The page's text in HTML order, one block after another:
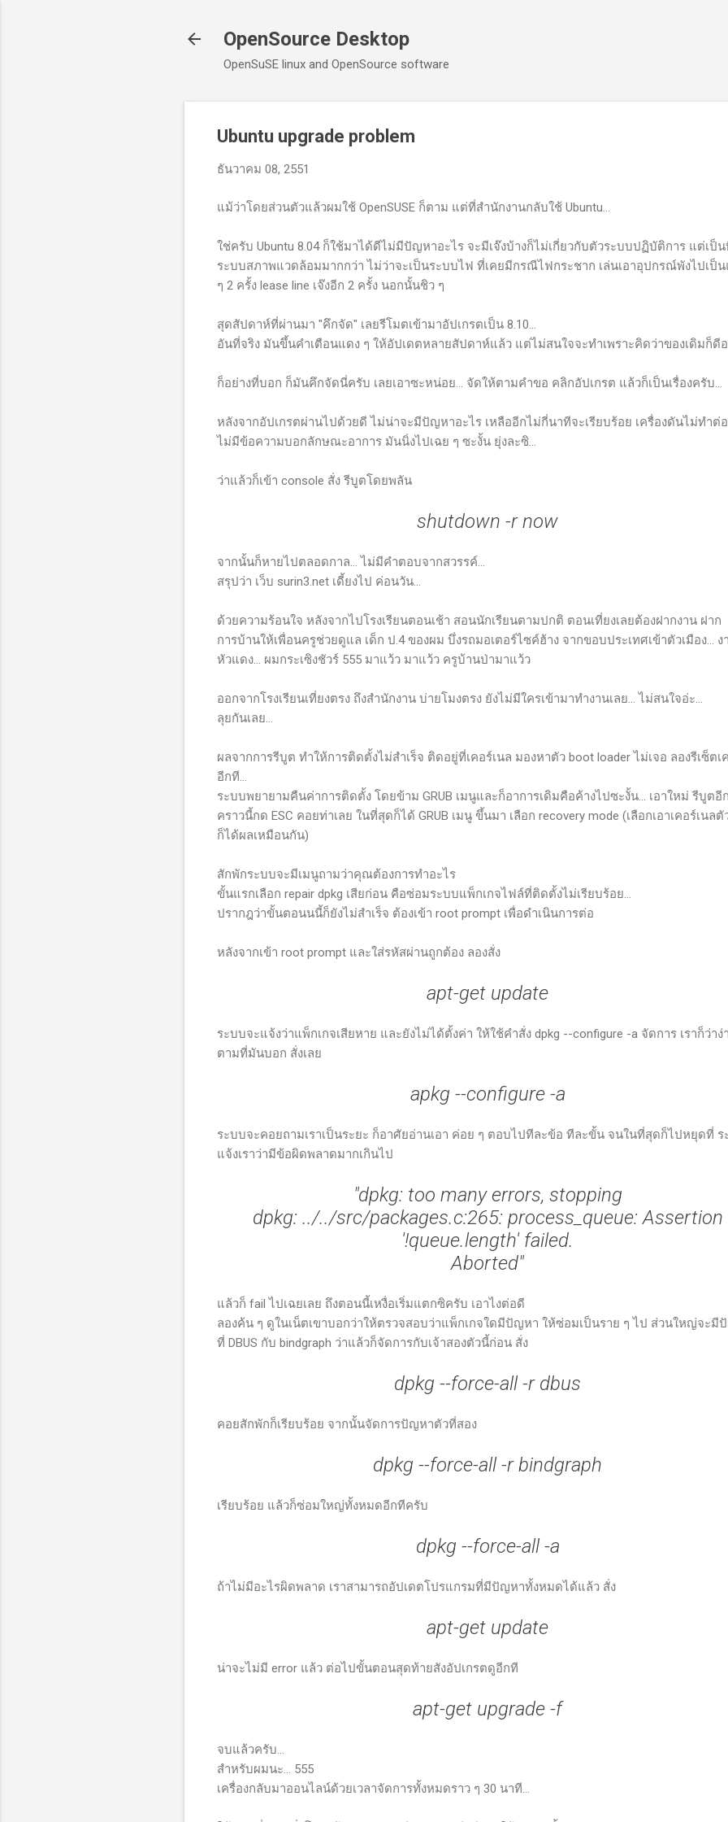
OpenSource Desktop
OpenSuSE linux and OpenSource software
Ubuntu upgrade problem
ธันวาคม 08, 2551
แม้ว่าโดยส่วนตัวแล้วผมใช้ OpenSUSE ก็ตาม แต่ที่สำนักงานกลับใช้ Ubuntu...
ใช่ครับ Ubuntu 8.04 ก็ใช้มาได้ดีไม่มีปัญหาอะไร จะมีเจ๊งบ้างก็ไม่เกี่ยวกับตัวระบบปฏิบัติการ แต่เป็
ระบบสภาพแวดล้อมมากกว่า ไม่ว่าจะเป็นระบบไฟ ที่เคยมีกรณีไฟกระชาก เล่นเอาอุปกรณ์พังไปเป็
ๆ 2 ครั้ง lease line เจ๊งอีก 2 ครั้ง นอกนั้นชิว ๆ
สุดสัปดาห์ที่ผ่านมา "คึกจัด" เลยรีโมตเข้ามาอัปเกรตเป็น 8.10...
อันที่จริง มันขึ้นคำเตือนแดง ๆ ให้อัปเดตหลายสัปดาห์แล้ว แต่ไม่สนใจจะทำเพราะคิดว่าของเดิมก็ดีอยู่
ก็อย่างที่บอก ก็มันคึกจัดนี่ครับ เลยเอาซะหน่อย... จัดให้ตามคำขอ คลิกอัปเกรต แล้วก็เป็นเรื่องครับ...
หลังจากอัปเกรตผ่านไปด้วยดี ไม่น่าจะมีปัญหาอะไร เหลืออีกไม่กี่นาทีจะเรียบร้อย เครื่องดันไม่ทำต่อ...
ไม่มีข้อความบอกลักษณะอาการ มันนิ่งไปเฉย ๆ ซะงั้น ยุ่งละซิ...
ว่าแล้วก็เข้า console สั่ง รีบูตโดยพลัน
shutdown -r now
จากนั้นก็หายไปตลอดกาล... ไม่มีคำตอบจากสวรรค์...
สรุปว่า เว็บ surin3.net เดี้ยงไป ค่อนวัน...
ด้วยความร้อนใจ หลังจากไปโรงเรียนตอนเช้า สอนนักเรียนตามปกติ ตอนเที่ยงเลยต้องฝากงาน ฝาก
การบ้านให้เพื่อนครูช่วยดูแล เด็ก ป.4 ของผม บึ่งรถมอเตอร์ไซค์ฮ้าง จากขอบประเทศเข้าตัวเมือง...
หัวแดง... ผมกระเซิงชัวร์ 555 มาแว้ว มาแว้ว ครูบ้านป่ามาแว้ว
ออกจากโรงเรียนเที่ยงตรง ถึงสำนักงาน บ่ายโมงตรง ยังไม่มีใครเข้ามาทำงานเลย... ไม่สนใจอ่ะ...
ลุยกันเลย...
ผลจากการรีบูต ทำให้การติดตั้งไม่สำเร็จ ติดอยู่ที่เคอร์เนล มองหาตัว boot loader ไม่เจอ ลองรีเซ็ตเ
อีกที...
ระบบพยายามคืนค่าการติดตั้ง โดยข้าม GRUB เมนูและก็อาการเดิมคือค้างไปซะงั้น... เอาใหม่ รีบูตอี
คราวนี้กด ESC คอยท่าเลย ในที่สุดก็ได้ GRUB เมนู ขึ้นมา เลือก recovery mode (เลือกเอาเคอร์เนล
ก็ได้ผลเหมือนกัน)
สักพักระบบจะมีเมนูถามว่าคุณต้องการทำอะไร
ขั้นแรกเลือก repair dpkg เสียก่อน คือซ่อมระบบแพ็กเกจไฟล์ที่ติดตั้งไม่เรียบร้อย...
ปรากฎว่าขั้นตอนนนี้ก็ยังไม่สำเร็จ ต้องเข้า root prompt เพื่อดำเนินการต่อ
หลังจากเข้า root prompt และใส่รหัสผ่านถูกต้อง ลองสั่ง
apt-get update
ระบบจะแจ้งว่าแพ็กเกจเสียหาย และยังไม่ได้ตั้งค่า ให้ใช้คำสั่ง dpkg --configure -a จัดการ เราก็ว่าง่
ตามที่มันบอก สั่งเลย
apkg --configure -a
ระบบจะคอยถามเราเป็นระยะ ก็อาศัยอ่านเอา ค่อย ๆ ตอบไปทีละข้อ ทีละขั้น จนในที่สุดก็ไปหยุดที่ ร
แจ้งเราว่ามีข้อผิดพลาดมากเกินไป
"dpkg: too many errors, stopping
dpkg: ../../src/packages.c:265: process_queue: Assertion
'!queue.length' failed.
Aborted"
แล้วก็ fail ไปเฉยเลย ถึงตอนนี้เหงื่อเริ่มแตกซิครับ เอาไงต่อดี
ลองค้น ๆ ดูในเน็ตเขาบอกว่าให้ตรวจสอบว่าแพ็กเกจใดมีปัญหา ให้ซ่อมเป็นราย ๆ ไป ส่วนใหญ่จะมี
ที่ DBUS กับ bindgraph ว่าแล้วก็จัดการกับเจ้าสองตัวนี้ก่อน สั่ง
dpkg --force-all -r dbus
คอยสักพักก็เรียบร้อย จากนั้นจัดการปัญหาตัวที่สอง
dpkg --force-all -r bindgraph
เรียบร้อย แล้วก็ซ่อมใหญ่ทั้งหมดอีกทีครับ
dpkg --force-all -a
ถ้าไม่มีอะไรผิดพลาด เราสามารถอัปเดตโปรแกรมที่มีปัญหาทั้งหมดได้แล้ว สั่ง
apt-get update
น่าจะไม่มี error แล้ว ต่อไปขั้นตอนสุดท้ายสังอัปเกรตดูอีกที
apt-get upgrade -f
จบแล้วครับ...
สำหรับผมนะ... 555
เครื่องกลับมาออนไลน์ด้วยเวลาจัดการทั้งหมดราว ๆ 30 นาที...